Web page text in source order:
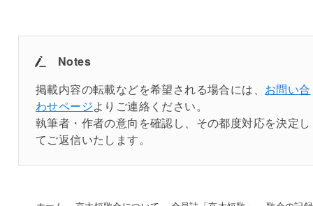
Notes
掲載内容の転載などを希望される場合には、 お問い合
わせページよりご連絡ください。
執筆者・作者の意向を確認し、その都度対応を決定し
てご返信いたします。